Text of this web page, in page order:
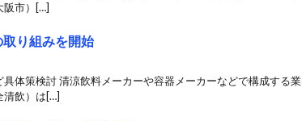
阪市）[…]
り組みを開始
体策検討 清涼飲料メーカーや容器メーカーなどで構成する業
清飲）は[…]